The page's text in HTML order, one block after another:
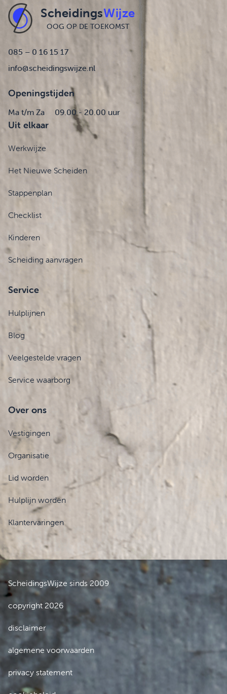
ScheidingsWijze
OOG OP DE TOEKOMST
085 – 0 16 15 17
info@scheidingswijze.nl
Openingstijden
Ma t/m Za 09.00 - 20.00 uur
Uit elkaar
Werkwijze
Het Nieuwe Scheiden
Stappenplan
Checklist
Kinderen
Scheiding aanvragen
Service
Hulplijnen
Blog
Veelgestelde vragen
Service waarborg
Over ons
Vestigingen
Organisatie
Lid worden
Hulplijn worden
Klantervaringen
ScheidingsWijze sinds 2009
copyright 2026
disclaimer
algemene voorwaarden
privacy statement